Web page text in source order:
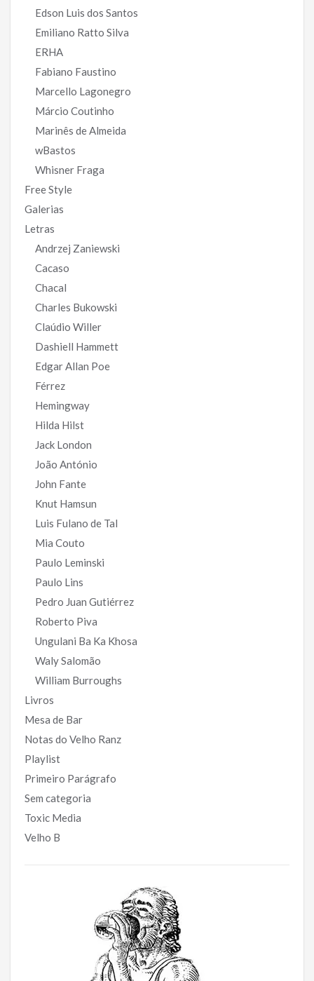
Edson Luis dos Santos
Emiliano Ratto Silva
ERHA
Fabiano Faustino
Marcello Lagonegro
Márcio Coutinho
Marinês de Almeida
wBastos
Whisner Fraga
Free Style
Galerias
Letras
Andrzej Zaniewski
Cacaso
Chacal
Charles Bukowski
Claúdio Willer
Dashiell Hammett
Edgar Allan Poe
Férrez
Hemingway
Hilda Hilst
Jack London
João António
John Fante
Knut Hamsun
Luis Fulano de Tal
Mia Couto
Paulo Leminski
Paulo Lins
Pedro Juan Gutiérrez
Roberto Piva
Ungulani Ba Ka Khosa
Waly Salomão
William Burroughs
Livros
Mesa de Bar
Notas do Velho Ranz
Playlist
Primeiro Parágrafo
Sem categoria
Toxic Media
Velho B